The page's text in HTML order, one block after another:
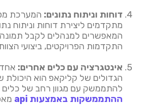
דוחות וניתוח נתונים: המערכת
מתקדמים ליצירת דוחות וניתוח
המאפשרים למנהלים לקבל
התקדמות הפרויקטים, ביצועי
אינטגרציה עם כלים אחרים:
הגדולים של קליקאפ הוא היכולת
להתממשק עם מגוון רחב של כלים
ההתממשקות באמצעות api